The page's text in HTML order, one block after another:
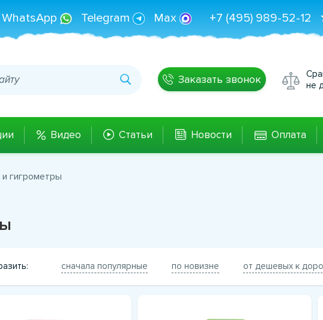
+7 (495) 989-52-12
WhatsApp Telegram Max
Заказать звонок
не
Видео Статьи Новости Оплата
гигрометры
сначала популярные по новизне от дешевых к